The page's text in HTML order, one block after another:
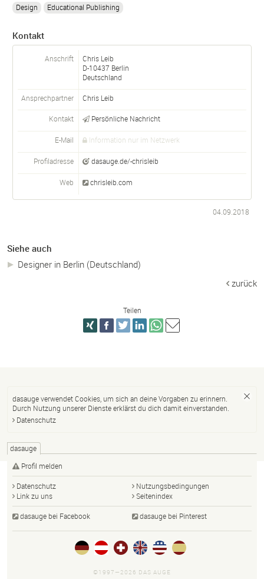
Design
Educational Publishing
Kontakt
Anschrift
Chris Leib
D-10437 Berlin
Deutschland
Ansprechpartner Chris Leib
Kontakt Persönliche Nachricht
E-Mail Information nur im Netzwerk
Profiladresse dasauge.de/-chrisleib
Web chrisleib.com
04.09.2018
Siehe auch
Designer in Berlin (Deutschland)
zurück
Teilen
dasauge verwendet Cookies, um sich an deine Vorgaben zu erinnern.
Durch Nutzung unserer Dienste erklärst du dich damit einverstanden.
Datenschutz
dasauge
Profil melden
Datenschutz
Nutzungsbedingungen
Link zu uns
Seitenindex
dasauge bei Facebook dasauge bei Pinterest
©1997—2026 DAS AUGE